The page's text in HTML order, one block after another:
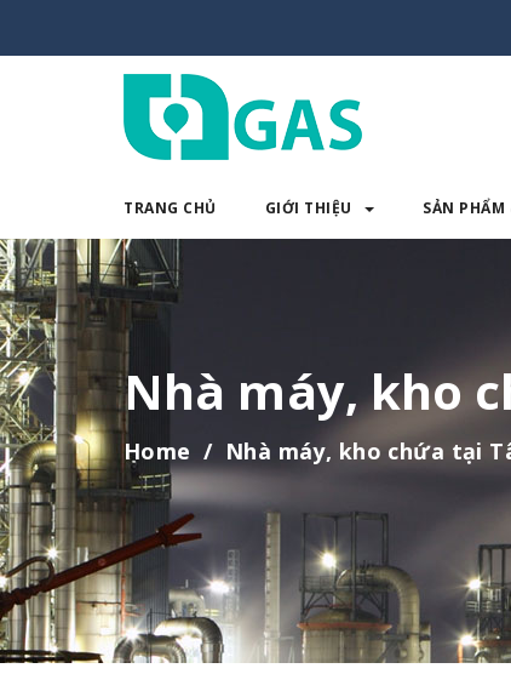
TRANG CHỦ GIỚI THIỆU SẢN PHẨM
Nhà máy, kho
Home Nhà máy, kho chứa tại